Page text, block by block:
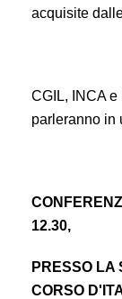
acquisite
CGIL, INCA
parleranno in
12.30,
PRESSO LA
CORSO